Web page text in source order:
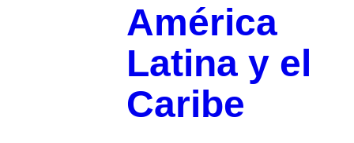
América
Latina y el
Caribe